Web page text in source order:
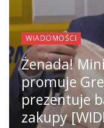
WIADOMOŚCI
Żenada!
promuje
prezentuje
zakupy